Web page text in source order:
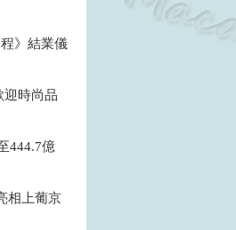
》結業儀
迎時尚品
444.7億
相上葡京